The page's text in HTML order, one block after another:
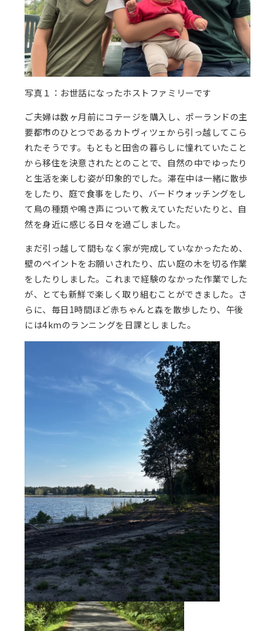
写真１：お世話になったホストファミリーです
ご夫婦は数ヶ月前にコテージを購入し、ポーランドの主
要都市のひとつであるカトヴィツェから引っ越してこら
れたそうです。もともと田舎の暮らしに憧れていたこと
から移住を決意されたとのことで、自然の中でゆったり
と生活を楽しむ姿が印象的でした。滞在中は一緒に散歩
をしたり、庭で食事をしたり、バードウォッチングをし
て鳥の種類や鳴き声について教えていただいたりと、自
然を身近に感じる日々を過ごしました。
まだ引っ越して間もなく家が完成していなかったため、
壁のペイントをお願いされたり、広い庭の木を切る作業
をしたりしました。これまで経験のなかった作業でした
が、とても新鮮で楽しく取り組むことができました。さ
らに、毎日1時間ほど赤ちゃんと森を散歩したり、午後
には4kmのランニングを日課としました。